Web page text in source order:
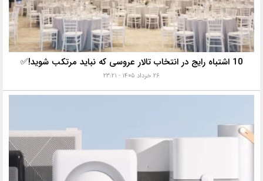
10 اشتباه رایج در انتخاب تالار عروسی که نباید مرتکب شوید!✅
۲۶ خرداد ۱۴۰۵ - ۲۳:۲۱